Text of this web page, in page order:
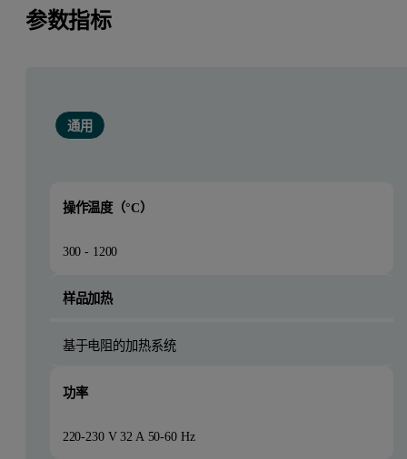
参数指标
通用
操作温度（°C）
300 - 1200
样品加热
基于电阻的加热系统
功率
220-230 V 32 A 50-60 Hz